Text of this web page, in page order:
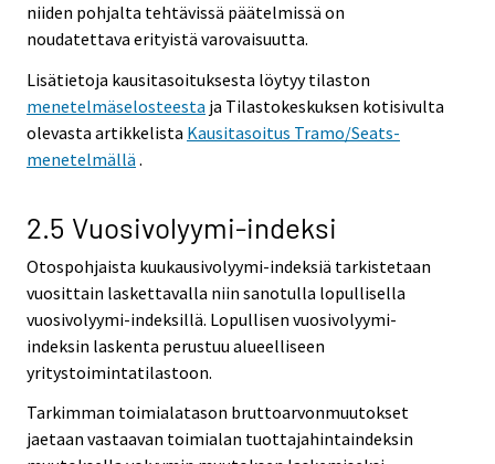
niiden pohjalta tehtävissä päätelmissä on
noudatettava erityistä varovaisuutta.
Lisätietoja kausitasoituksesta löytyy tilaston
menetelmäselosteesta ja Tilastokeskuksen kotisivulta
olevasta artikkelista Kausitasoitus Tramo/Seats-
menetelmällä .
2.5 Vuosivolyymi-indeksi
Otospohjaista kuukausivolyymi-indeksiä tarkistetaan
vuosittain laskettavalla niin sanotulla lopullisella
vuosivolyymi-indeksillä. Lopullisen vuosivolyymi-
indeksin laskenta perustuu alueelliseen
yritystoimintatilastoon.
Tarkimman toimialatason bruttoarvonmuutokset
jaetaan vastaavan toimialan tuottajahintaindeksin